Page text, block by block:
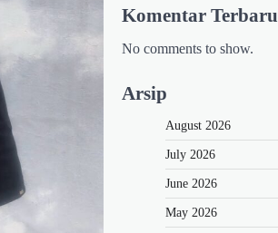
Komentar Terbaru
No comments to show.
Arsip
August 2026
July 2026
June 2026
May 2026